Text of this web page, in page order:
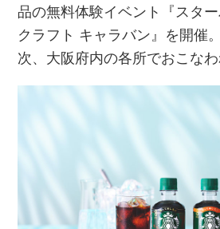
品の無料体験イベント『スタ
クラフト キャラバン』を開催
次、大阪府内の各所でおこなわ